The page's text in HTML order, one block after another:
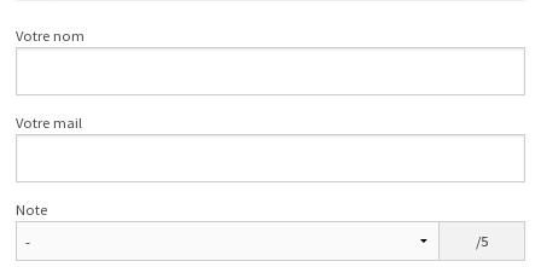
Votre nom
Votre mail
Note
/5